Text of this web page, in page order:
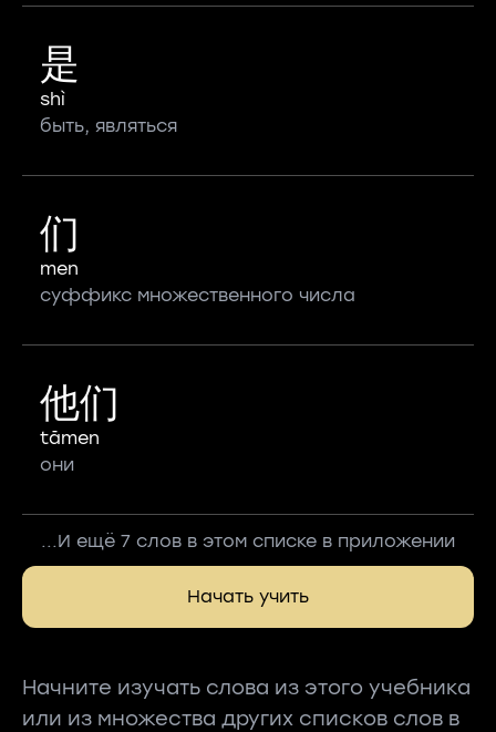
是
shì
быть, являться
们
men
суффикс множественного числа
他们
tāmen
они
...И ещё 7 слов в этом списке в приложении
Начать учить
Начните изучать слова из этого учебника
или из множества других списков слов в